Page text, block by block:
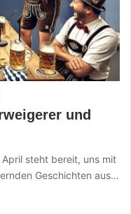
und
April steht bereit, uns mit
Geschichten aus…